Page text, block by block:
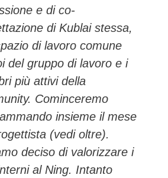
e di co-
di Kublai stessa,
di lavoro comune
del gruppo di lavoro e i
più attivi della
Cominceremo
insieme il mese
(vedi oltre).
deciso di valorizzare i
al Ning. Intanto